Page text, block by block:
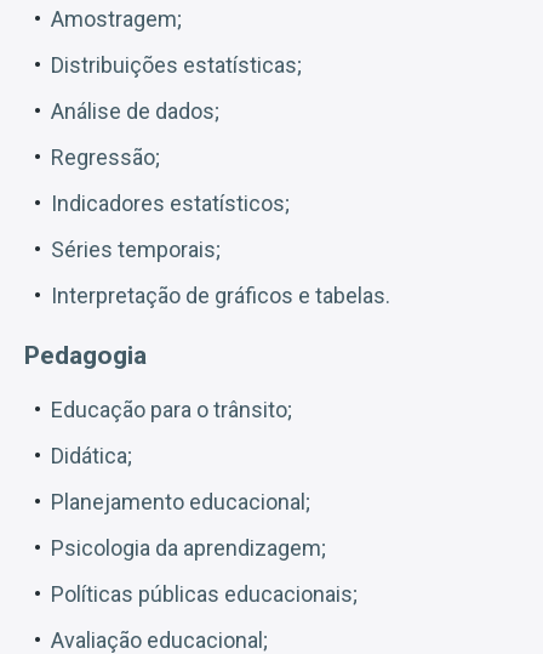
Amostragem;
Distribuições estatísticas;
Análise de dados;
Regressão;
Indicadores estatísticos;
Séries temporais;
Interpretação de gráficos e tabelas.
Pedagogia
Educação para o trânsito;
Didática;
Planejamento educacional;
Psicologia da aprendizagem;
Políticas públicas educacionais;
Avaliação educacional;